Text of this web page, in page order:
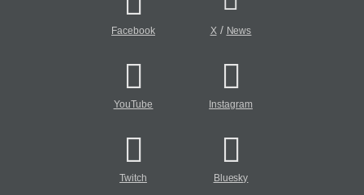
Facebook X/ News
YouTube Instagram
Twitch Bluesky